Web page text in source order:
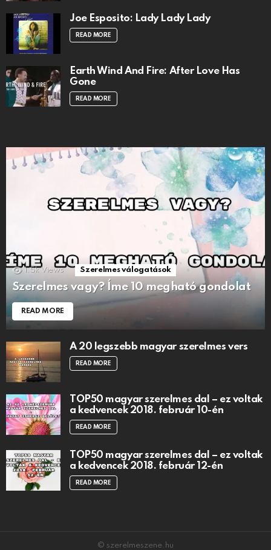
Joe Esposito: Lady Lady Lady
READ MORE
Earth Wind And Fire: After Love Has
Gone
READ MORE
1.5k Views Szerelmes válogatások
Szerelmes vagy? Íme 10 megható gondolat
READ MORE
A 20 legszebb magyar szerelmes vers
READ MORE
TOP50 magyar szerelmes dal – ez voltak
a kedvencek 2018. február 10-én
READ MORE
TOP50 magyar szerelmes dal – ez voltak
a kedvencek 2018. február 12-én
READ MORE
© szerelmeszene.hu